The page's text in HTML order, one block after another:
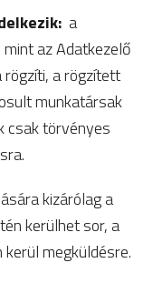
a
az Adatkezelő
a rögzített
munkatársak
csak törvényes
kizárólag a
kerülhet sor, a
megküldésre.